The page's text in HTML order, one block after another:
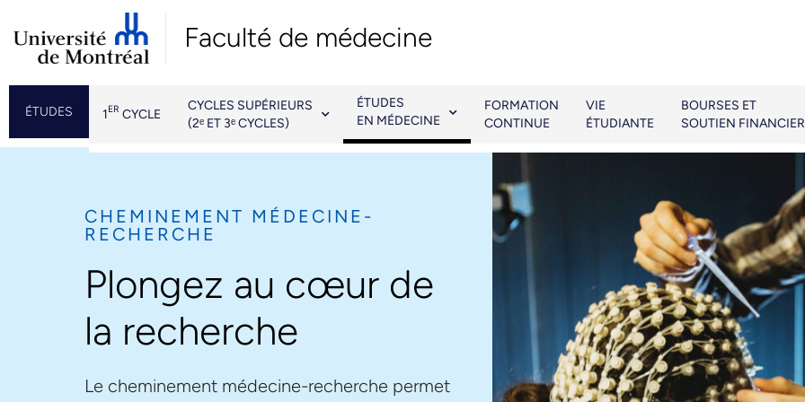
Faculté de médecine
ÉTUDES 1ER CYCLE
CYCLES SUPÉRIEURS
(2ᵉ ET 3ᵉ CYCLES)
ÉTUDES
EN MÉDECINE
FORMATION
CONTINUE
VIE
ÉTUDIANTE
BOURSES ET
SOUTIEN FINANCIER
CHEMINEMENT MÉDECINE-
RECHERCHE
Plongez au cœur de
la recherche
Le cheminement médecine-recherche permet